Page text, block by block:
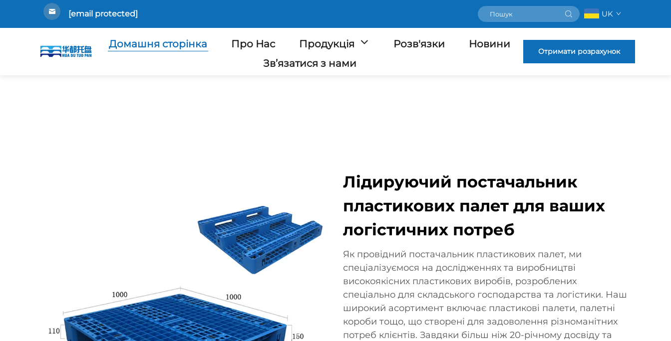
[email protected] UK
Домашня сторінка Про Нас Продукція Розв'язки
Новини
Зв’язатися з нами
Отримати розрахунок
Лідируючий постачальник
пластикових палет для ваших
логістичних потреб
Як провідний постачальник пластикових палет, ми
спеціалізуємося на дослідженнях та виробництві
високоякісних пластикових виробів, розроблених
спеціально для складського господарства та логістики. Наш
широкий асортимент включає пластикові палети, палетні
короби тощо, що створені для задоволення різноманітних
потреб клієнтів. Завдяки більш ніж 20-річному досвіду та